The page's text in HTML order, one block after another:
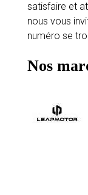
satisfaire et
nous vous
numéro se
Nos